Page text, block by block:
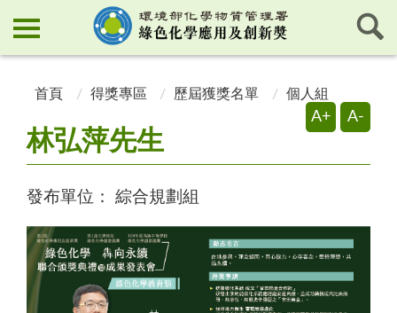
首頁 得獎專區 歷屆獲獎名單 個人組
A+ A-
林弘萍先生
發布單位： 綜合規劃組